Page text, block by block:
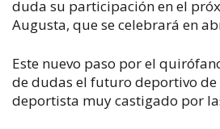
duda su participación en el
Augusta, que se celebrará en
Este nuevo paso por el
de dudas el futuro deportivo de
deportista muy castigado por